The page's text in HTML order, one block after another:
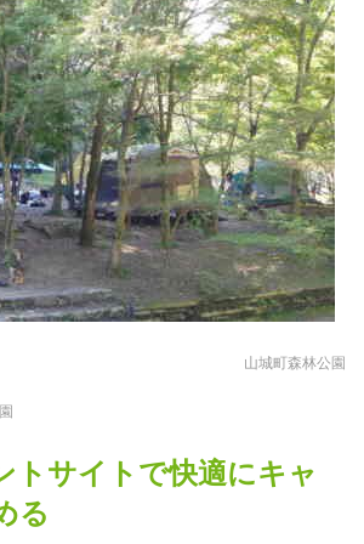
山城町森林公園
トサイトで快適にキャ
る